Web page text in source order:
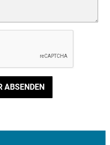
ABSENDEN